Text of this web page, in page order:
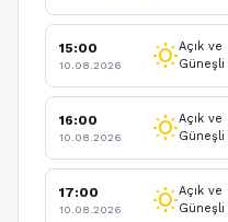
15:00
10.08.2026 wb_sunnyAçık ve
Güneşli
16:00
10.08.2026 wb_sunnyAçık ve
Güneşli
17:00
10.08.2026 wb_sunnyAçık ve
Güneşli